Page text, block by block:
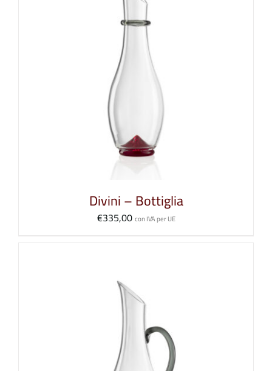
Divini – Bottiglia
€335,00 con IVA per UE